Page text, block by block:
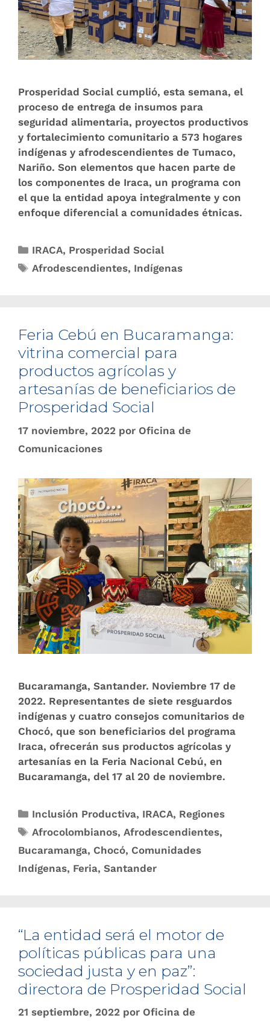
Prosperidad Social cumplió, esta semana, el
proceso de entrega de insumos para
seguridad alimentaria, proyectos productivos
y fortalecimiento comunitario a 573 hogares
indígenas y afrodescendientes de Tumaco,
Nariño. Son elementos que hacen parte de
los componentes de Iraca, un programa con
el que la entidad apoya integralmente y con
enfoque diferencial a comunidades étnicas.
IRACA, Prosperidad Social
Afrodescendientes, Indígenas
Feria Cebú en Bucaramanga:
vitrina comercial para
productos agrícolas y
artesanías de beneficiarios de
Prosperidad Social
17 noviembre, 2022 por Oficina de
Comunicaciones
Bucaramanga, Santander. Noviembre 17 de
2022. Representantes de siete resguardos
indígenas y cuatro consejos comunitarios de
Chocó, que son beneficiarios del programa
Iraca, ofrecerán sus productos agrícolas y
artesanías en la Feria Nacional Cebú, en
Bucaramanga, del 17 al 20 de noviembre.
Inclusión Productiva, IRACA, Regiones
Afrocolombianos,Afrodescendientes,
Bucaramanga, Chocó, Comunidades
Indígenas, Feria, Santander
“La entidad será el motor de
políticas públicas para una
sociedad justa y en paz”:
directora de Prosperidad Social
21 septiembre, 2022 por Oficina de